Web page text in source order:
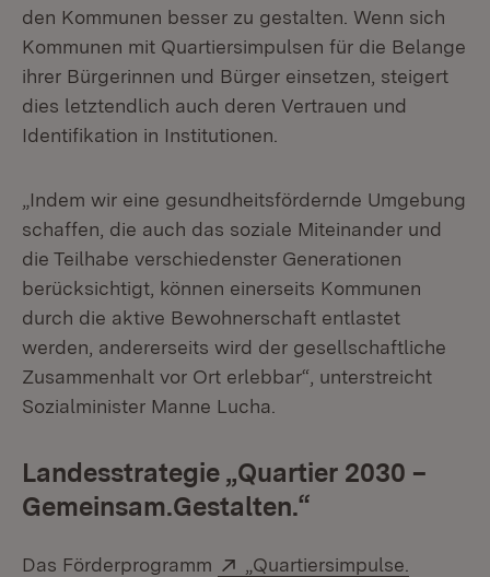
den Kommunen besser zu gestalten. Wenn sich
Kommunen mit Quartiersimpulsen für die Belange
ihrer Bürgerinnen und Bürger einsetzen, steigert
dies letztendlich auch deren Vertrauen und
Identifikation in Institutionen.
„Indem wir eine gesundheitsfördernde Umgebung
schaffen, die auch das soziale Miteinander und
die Teilhabe verschiedenster Generationen
berücksichtigt, können einerseits Kommunen
durch die aktive Bewohnerschaft entlastet
werden, andererseits wird der gesellschaftliche
Zusammenhalt vor Ort erlebbar“, unterstreicht
Sozialminister Manne Lucha.
Landesstrategie „Quartier 2030 –
Gemeinsam.Gestalten.“
Das Förderprogramm Extern:
„Quartiersimpulse.